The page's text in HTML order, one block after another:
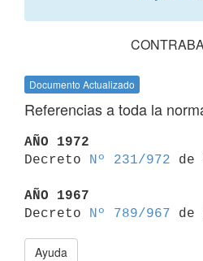
Documento Actualizado
Referencias a toda la
AÑO 1972
Decreto
Nº 231/972 de
AÑO 1967
Decreto
Nº 789/967
Ayuda